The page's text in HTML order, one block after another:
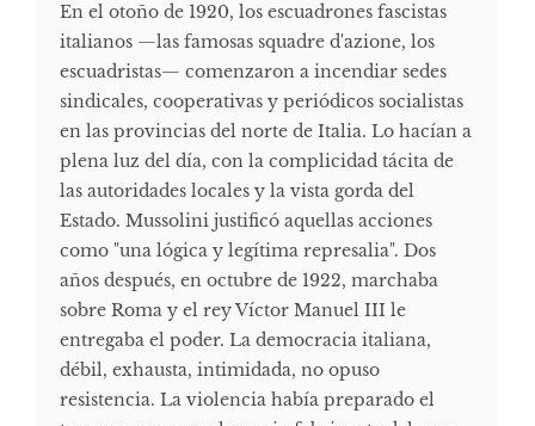
En el otoño de 1920, los escuadrones fascistas
italianos —las famosas squadre d'azione, los
escuadristas— comenzaron a incendiar sedes
sindicales, cooperativas y periódicos socialistas
en las provincias del norte de Italia. Lo hacían a
plena luz del día, con la complicidad tácita de
las autoridades locales y la vista gorda del
Estado. Mussolini justificó aquellas acciones
como "una lógica y legítima represalia". Dos
años después, en octubre de 1922, marchaba
sobre Roma y el rey Víctor Manuel III le
entregaba el poder. La democracia italiana,
débil, exhausta, intimidada, no opuso
resistencia. La violencia había preparado el